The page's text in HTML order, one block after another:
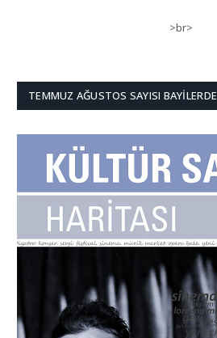
>br>
TEMMUZ AĞUSTOS SAYISI BAYILERDE